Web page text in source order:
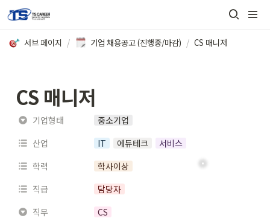
서브 페이지 / 기업 채용공고 (진행중/마감) / CS 매니저
CS 매니저
기업형태
중소기업
산업
IT 에듀테크
서비스
학력
학사이상
직급
담당자
직무
CS